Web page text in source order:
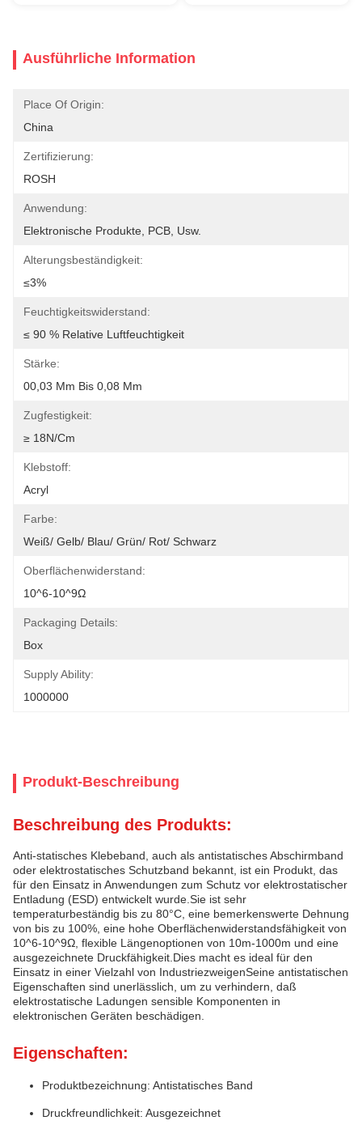
Ausführliche Information
Place Of Origin:
China
Zertifizierung:
ROSH
Anwendung:
Elektronische Produkte, PCB, Usw.
Alterungsbeständigkeit:
≤3%
Feuchtigkeitswiderstand:
≤ 90 % Relative Luftfeuchtigkeit
Stärke:
00,03 Mm Bis 0,08 Mm
Zugfestigkeit:
≥ 18N/cm
Klebstoff:
Acryl
Farbe:
Weiß/ Gelb/ Blau/ Grün/ Rot/ Schwarz
Oberflächenwiderstand:
10^6-10^9Ω
Packaging Details:
Box
Supply Ability:
1000000
Produkt-Beschreibung
Beschreibung des Produkts:
Anti-statisches Klebeband, auch als antistatisches Abschirmband
oder elektrostatisches Schutzband bekannt, ist ein Produkt, das
für den Einsatz in Anwendungen zum Schutz vor elektrostatischer
Entladung (ESD) entwickelt wurde.Sie ist sehr
temperaturbeständig bis zu 80°C, eine bemerkenswerte Dehnung
von bis zu 100%, eine hohe Oberflächenwiderstandsfähigkeit von
10^6-10^9Ω, flexible Längenoptionen von 10m-1000m und eine
ausgezeichnete Druckfähigkeit.Dies macht es ideal für den
Einsatz in einer Vielzahl von IndustriezweigenSeine antistatischen
Eigenschaften sind unerlässlich, um zu verhindern, daß
elektrostatische Ladungen sensible Komponenten in
elektronischen Geräten beschädigen.
Eigenschaften:
Produktbezeichnung: Antistatisches Band
Druckfreundlichkeit: Ausgezeichnet